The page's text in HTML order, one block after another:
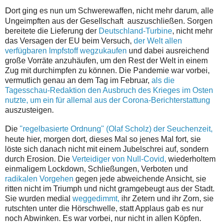
Dort ging es nun um Schwerewaffen, nicht mehr darum, alle
Ungeimpften aus der Gesellschaft auszuschließen. Sorgen
bereitete die Lieferung der Deutschland-Turbine, nicht mehr
das Versagen der EU beim Versuch, der Welt allen
verfügbaren Impfstoff wegzukaufen und dabei ausreichend
große Vorräte anzuhäufen, um den Rest der Welt in einem
Zug mit durchimpfen zu können. Die Pandemie war vorbei,
vermutlich genau an dem Tag im Februar, als die
Tagesschau-Redaktion den Ausbruch des Krieges im Osten
nutzte, um ein für allemal aus der Corona-Berichterstattung
auszusteigen.
Die "regelbasierte Ordnung" (Olaf Scholz) der Seuchenzeit,
heute hier, morgen dort, dieses Mal so jenes Mal fort, sie
löste sich danach nicht mit einem Jubelschrei auf, sondern
durch Erosion. Die Verteidiger von Null-Covid, wiederholtem
einmaligem Lockdown, Schließungen, Verboten und
radikalen Vorgehen gegen jede abweichende Ansicht, sie
ritten nicht im Triumph und nicht gramgebeugt aus der Stadt.
Sie wurden medial weggedimmt, ihr Zetern und ihr Zorn, sie
rutschten unter die Hörschwelle, statt Applaus gab es nur
noch Abwinken. Es war vorbei, nur nicht in allen Köpfen.